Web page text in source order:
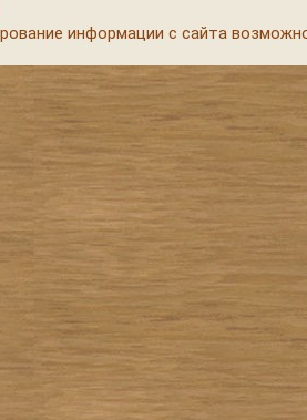
информации с сайта